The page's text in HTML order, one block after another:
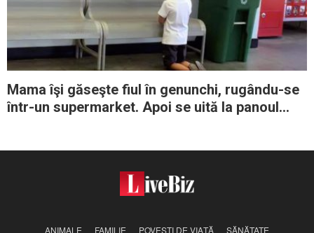
Mama îşi găseşte fiul în genunchi, rugându-se
într-un supermarket. Apoi se uită la panoul
ANIMALE FAMILIE POVEŞTI DE VIAŢĂ SĂNĂTATE